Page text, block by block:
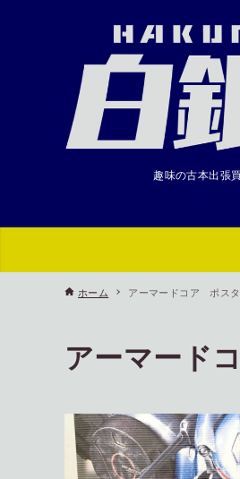
趣味の古本出張
ホーム アーマードコア ポス
アーマード